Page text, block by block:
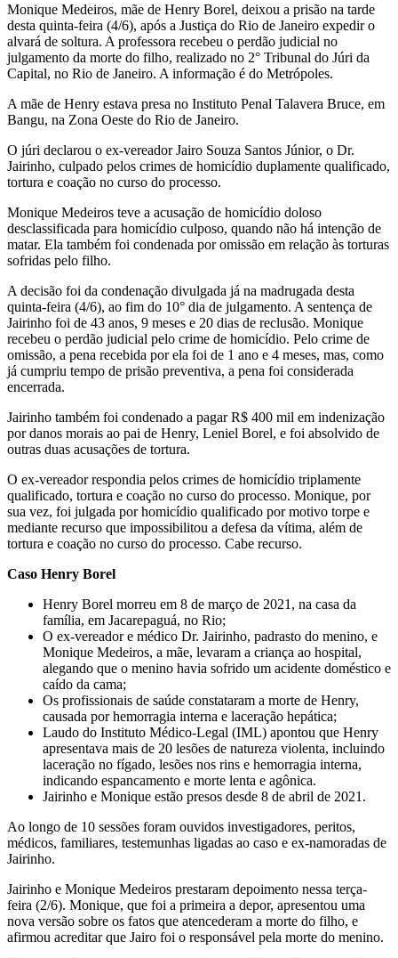
Monique Medeiros, mãe de Henry Borel, deixou a prisão na tarde
desta quinta-feira (4/6), após a Justiça do Rio de Janeiro expedir o
alvará de soltura. A professora recebeu o perdão judicial no
julgamento da morte do filho, realizado no 2° Tribunal do Júri da
Capital, no Rio de Janeiro. A informação é do Metrópoles.
A mãe de Henry estava presa no Instituto Penal Talavera Bruce, em
Bangu, na Zona Oeste do Rio de Janeiro.
O júri declarou o ex-vereador Jairo Souza Santos Júnior, o Dr.
Jairinho, culpado pelos crimes de homicídio duplamente qualificado,
tortura e coação no curso do processo.
Monique Medeiros teve a acusação de homicídio doloso
desclassificada para homicídio culposo, quando não há intenção de
matar. Ela também foi condenada por omissão em relação às torturas
sofridas pelo filho.
A decisão foi da condenação divulgada já na madrugada desta
quinta-feira (4/6), ao fim do 10° dia de julgamento. A sentença de
Jairinho foi de 43 anos, 9 meses e 20 dias de reclusão. Monique
recebeu o perdão judicial pelo crime de homicídio. Pelo crime de
omissão, a pena recebida por ela foi de 1 ano e 4 meses, mas, como
já cumpriu tempo de prisão preventiva, a pena foi considerada
encerrada.
Jairinho também foi condenado a pagar R$ 400 mil em indenização
por danos morais ao pai de Henry, Leniel Borel, e foi absolvido de
outras duas acusações de tortura.
O ex-vereador respondia pelos crimes de homicídio triplamente
qualificado, tortura e coação no curso do processo. Monique, por
sua vez, foi julgada por homicídio qualificado por motivo torpe e
mediante recurso que impossibilitou a defesa da vítima, além de
tortura e coação no curso do processo. Cabe recurso.
Caso Henry Borel
Henry Borel morreu em 8 de março de 2021, na casa da
família, em Jacarepaguá, no Rio;
O ex-vereador e médico Dr. Jairinho, padrasto do menino, e
Monique Medeiros, a mãe, levaram a criança ao hospital,
alegando que o menino havia sofrido um acidente doméstico e
caído da cama;
Os profissionais de saúde constataram a morte de Henry,
causada por hemorragia interna e laceração hepática;
Laudo do Instituto Médico-Legal (IML) apontou que Henry
apresentava mais de 20 lesões de natureza violenta, incluindo
laceração no fígado, lesões nos rins e hemorragia interna,
indicando espancamento e morte lenta e agônica.
Jairinho e Monique estão presos desde 8 de abril de 2021.
Ao longo de 10 sessões foram ouvidos investigadores, peritos,
médicos, familiares, testemunhas ligadas ao caso e ex-namoradas de
Jairinho.
Jairinho e Monique Medeiros prestaram depoimento nessa terça-
feira (2/6). Monique, que foi a primeira a depor, apresentou uma
nova versão sobre os fatos que atencederam a morte do filho, e
afirmou acreditar que Jairo foi o responsável pela morte do menino.